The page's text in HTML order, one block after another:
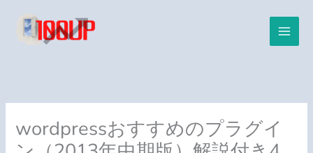
wordpressおすすめのプラグイ